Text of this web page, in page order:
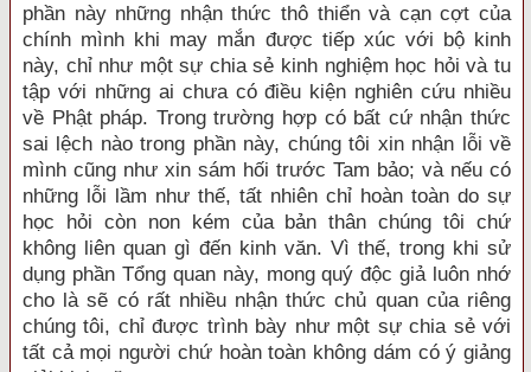
phần này những nhận thức thô thiển và cạn cợt của
chính mình khi may mắn được tiếp xúc với bộ kinh
này, chỉ như một sự chia sẻ kinh nghiệm học hỏi và tu
tập với những ai chưa có điều kiện nghiên cứu nhiều
về Phật pháp. Trong trường hợp có bất cứ nhận thức
sai lệch nào trong phần này, chúng tôi xin nhận lỗi về
mình cũng như xin sám hối trước Tam bảo; và nếu có
những lỗi lầm như thế, tất nhiên chỉ hoàn toàn do sự
học hỏi còn non kém của bản thân chúng tôi chứ
không liên quan gì đến kinh văn. Vì thế, trong khi sử
dụng phần Tổng quan này, mong quý độc giả luôn nhớ
cho là sẽ có rất nhiều nhận thức chủ quan của riêng
chúng tôi, chỉ được trình bày như một sự chia sẻ với
tất cả mọi người chứ hoàn toàn không dám có ý giảng